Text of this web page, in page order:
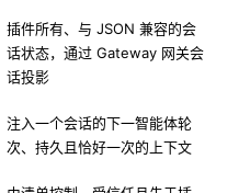
插件所有、与 JSON 兼容的会
话状态，通过 Gateway 网关会
话投影
注入一个会话的下一智能体轮
次、持久且恰好一次的上下文